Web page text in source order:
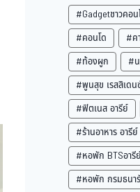
#Gadgetชาวคอน
#คอนโด
#ค
#ท้องผูก
#
#พูนสุข เรสสิเดน
#ฟิตเนส อารีย์
#ร้านอาหาร อารีย์
#หอพัก BTSอารี
#หอพัก กรมธนา